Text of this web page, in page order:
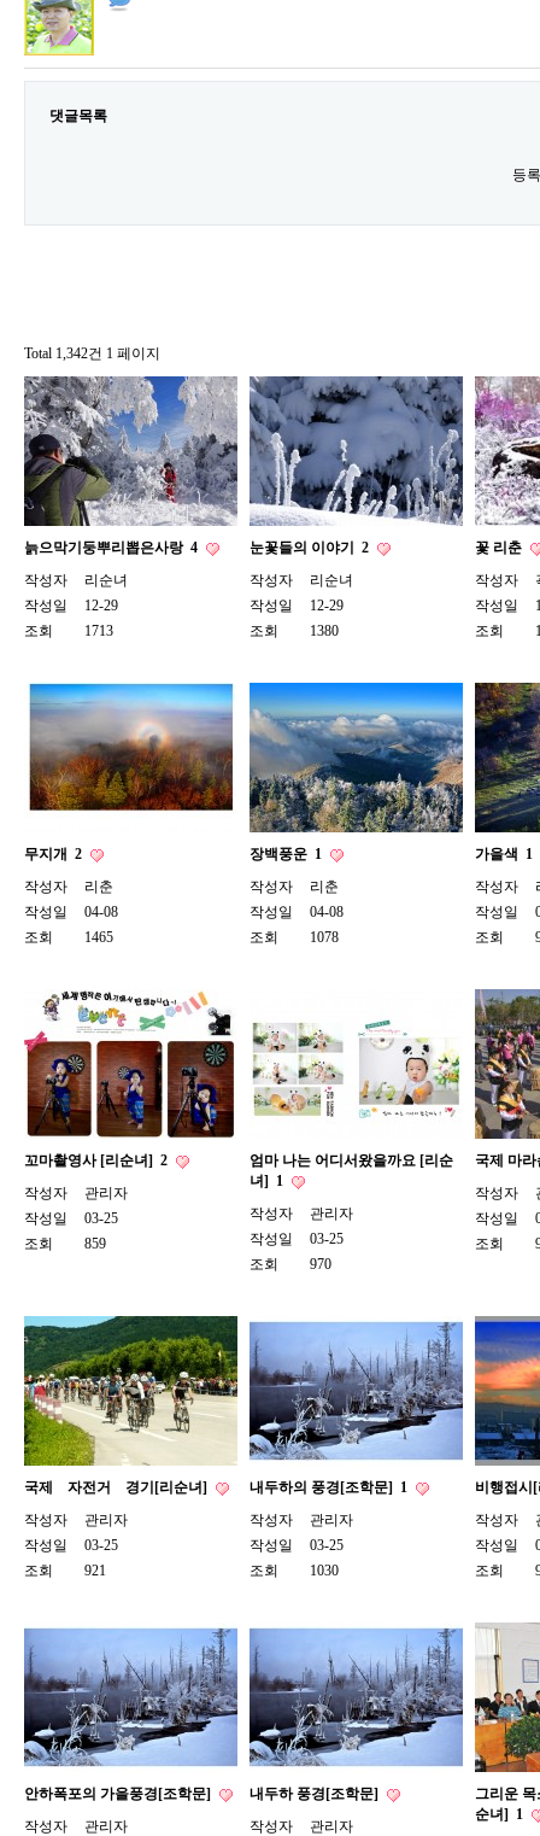
댓글목록
등
Total 1,342건 1 페이지
늙으막기둥뿌리뽑은사랑 4
작성자
리순녀
작성일
12-29
조회
1713
눈꽃들의 이야기
2
작성자
리순녀
작성일
12-29
조회
1380
꽃 리춘
작성자
작성일
조회
무지개 2
작성자
리춘
작성일
04-08
조회
1465
장백풍운 1
작성자
리춘
작성일
04-08
조회
1078
가을색
1
작성자
작성일
조회
꼬마촬영사 [리순녀] 2
작성자
관리자
작성일
03-25
조회
859
엄마 나는 어디서왔을까요 [리순
녀]
1
작성자
관리자
작성일
03-25
조회
970
국제 마
작성자
작성일
조회
국제 자전거 경기[리순녀]
작성자
관리자
작성일
03-25
조회
921
내두하의 풍경[조학문]
1
작성자
관리자
작성일
03-25
조회
1030
비행접시
작성자
작성일
조회
안하폭포의 가을풍경[조학문]
작성자
관리자
내두하 풍경[조학문]
작성자
관리자
그리운
순녀]
1